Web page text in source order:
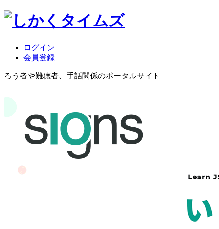
ログイン
会員登録
ろう者や難聴者、手話関係のポータルサイト